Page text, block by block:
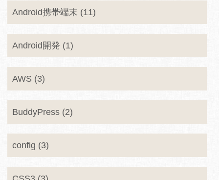
Android携帯端末 (11)
Android開発 (1)
AWS (3)
BuddyPress (2)
config (3)